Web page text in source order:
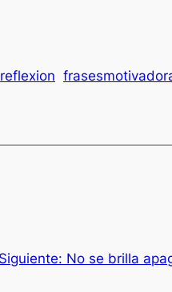
Siguiente: No se brilla